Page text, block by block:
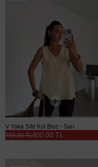
V Yaka Sıfır Kol Bluz - Sarı
400,00 TL
750,00 TL